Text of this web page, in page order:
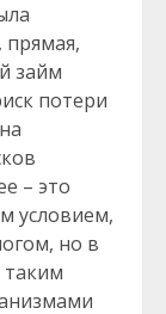
прямая,
займ
потери
– это
условием,
но в